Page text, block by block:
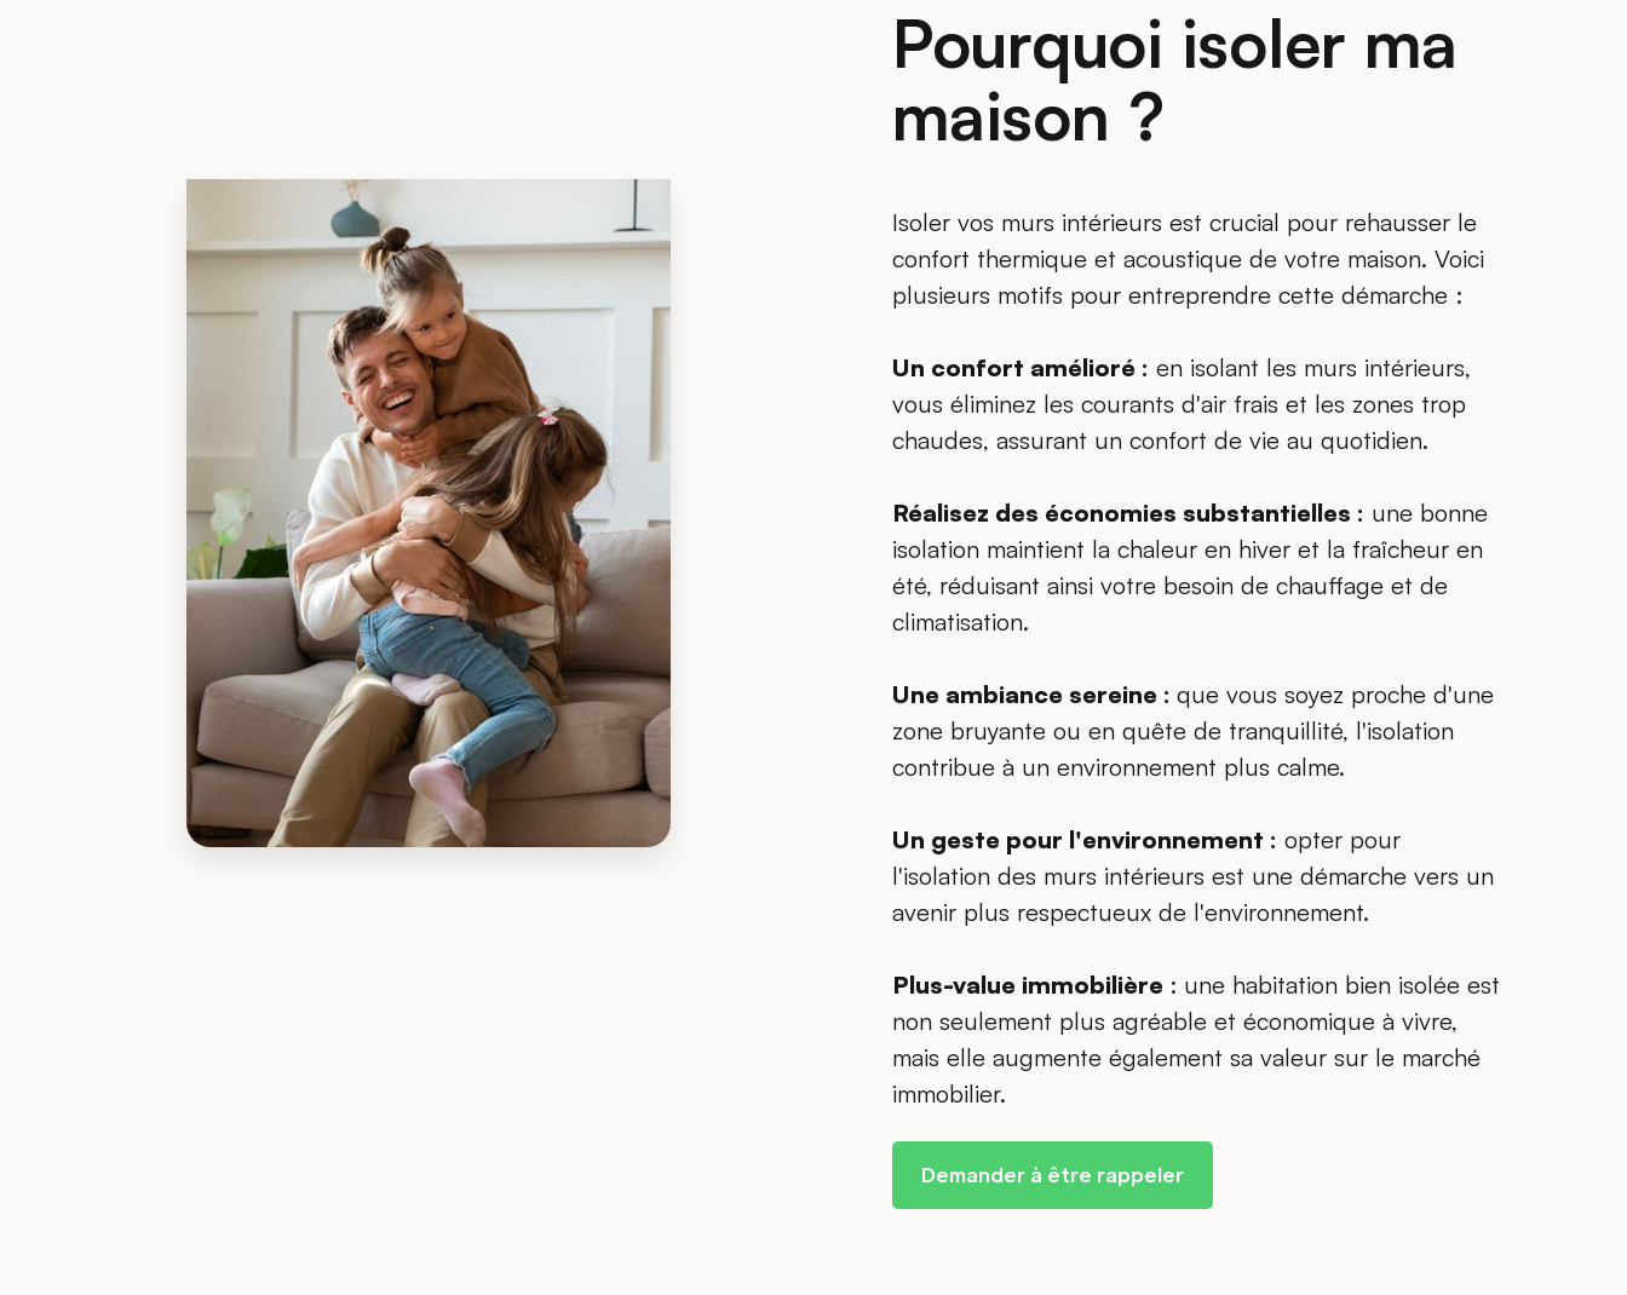
Pourquoi isoler ma
maison ?
Isoler vos murs intérieurs est crucial pour rehausser le
confort thermique et acoustique de votre maison. Voici
plusieurs motifs pour entreprendre cette démarche :
Un confort amélioré : en isolant les murs intérieurs,
vous éliminez les courants d'air frais et les zones trop
chaudes, assurant un confort de vie au quotidien.
Réalisez des économies substantielles : une bonne
isolation maintient la chaleur en hiver et la fraîcheur en
été, réduisant ainsi votre besoin de chauffage et de
climatisation.
Une ambiance sereine : que vous soyez proche d'une
zone bruyante ou en quête de tranquillité, l'isolation
contribue à un environnement plus calme.
Un geste pour l'environnement : opter pour
l'isolation des murs intérieurs est une démarche vers un
avenir plus respectueux de l'environnement.
Plus-value immobilière : une habitation bien isolée est
non seulement plus agréable et économique à vivre,
mais elle augmente également sa valeur sur le marché
immobilier.
Demander à être rappeler